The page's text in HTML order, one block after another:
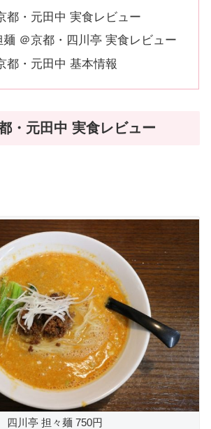
都・元田中 実食レビュー
＠京都・四川亭 実食レビュー
都・元田中 基本情報
・元田中 実食レビュー
四川亭 担々麺 750円